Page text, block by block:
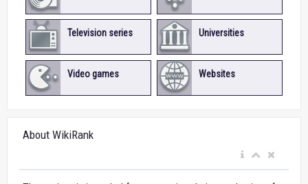
Television series Universities
Video games Websites
About WikiRank